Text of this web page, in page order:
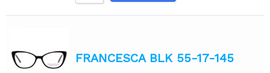
FRANCESCA BLK 55-17-145